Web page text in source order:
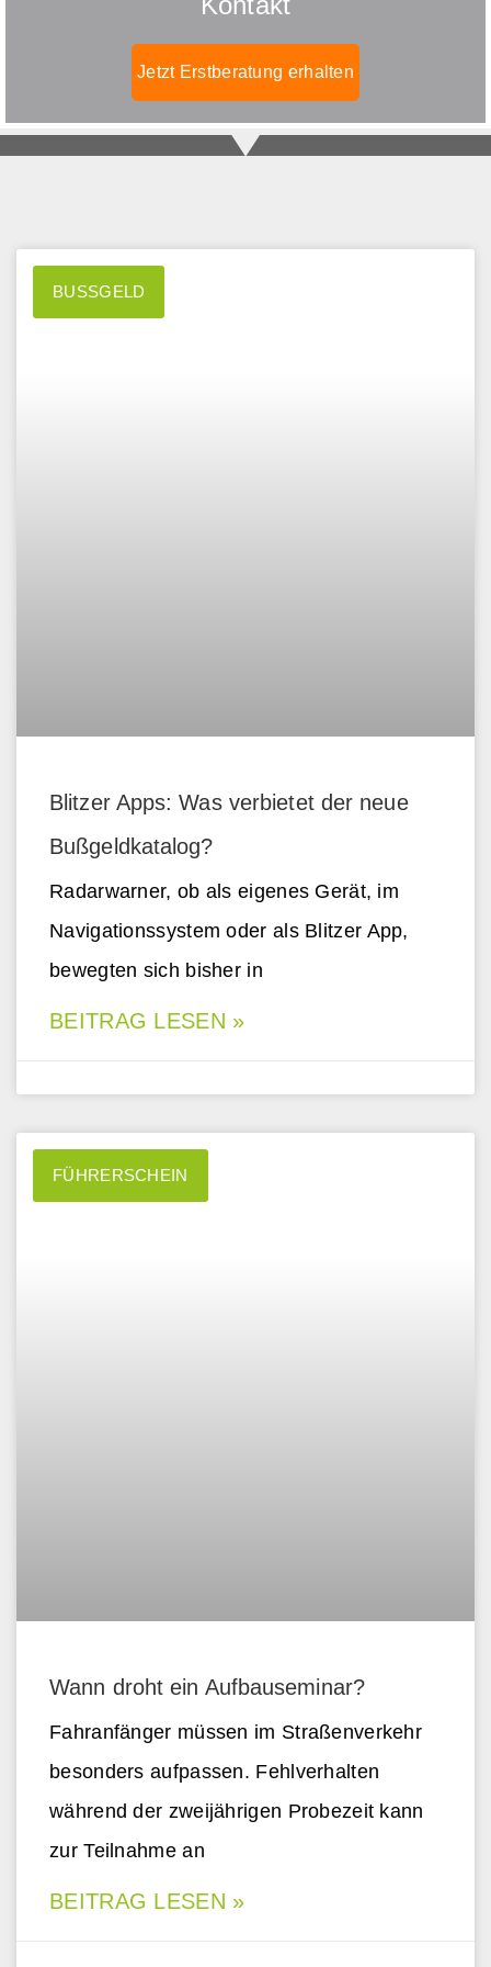
Jetzt Erstberatung erhalten
BUSSGELD
Blitzer Apps: Was verbietet der neue
Bußgeldkatalog?
Radarwarner, ob als eigenes Gerät, im
Navigationssystem oder als Blitzer App,
bewegten sich bisher in
BEITRAG LESEN »
FÜHRERSCHEIN
Wann droht ein Aufbauseminar?
Fahranfänger müssen im Straßenverkehr
besonders aufpassen. Fehlverhalten
während der zweijährigen Probezeit kann
zur Teilnahme an
BEITRAG LESEN »